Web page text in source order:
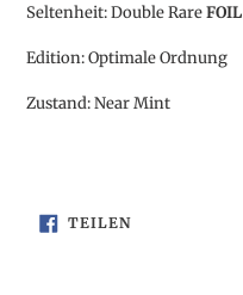
hinzugefügt
Seltenheit: Double RareFOIL
Edition: Optimale Ordnung
Zustand: Near Mint
TEILENAUF
FACEBOOK